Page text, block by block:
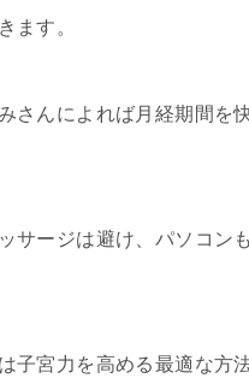
ます。
さんによれば月経期間を
サージは避け、パソコン
子宮力を高める最適な方